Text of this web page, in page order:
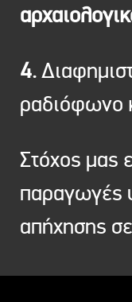
4.
ραδιόφωνο
Στόχος μας
παραγωγές
απήχησης